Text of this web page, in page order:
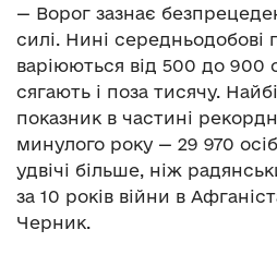
— Ворог зазнає
силі. Нині середньодобові
варіюються від 500 до 900
сягають і поза тисячу.
показник в частині
минулого року — 29 970
удвічі більше, ніж
за 10 років війни в
Черник.